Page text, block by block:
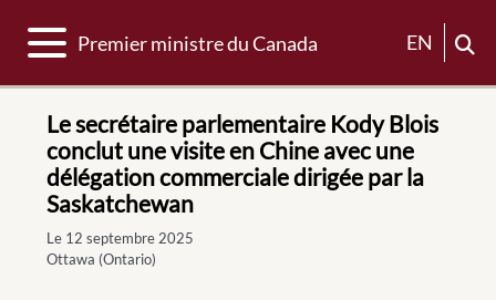
Basculer la navigation
Premier ministre du Canada EN
Le secrétaire parlementaire Kody Blois
conclut une visite en Chine avec une
délégation commerciale dirigée par la
Saskatchewan
Le 12 septembre 2025
Ottawa (Ontario)